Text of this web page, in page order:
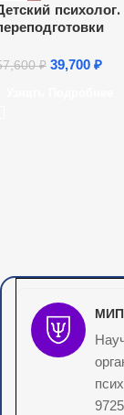
₽ 39,700 ₽
МИП